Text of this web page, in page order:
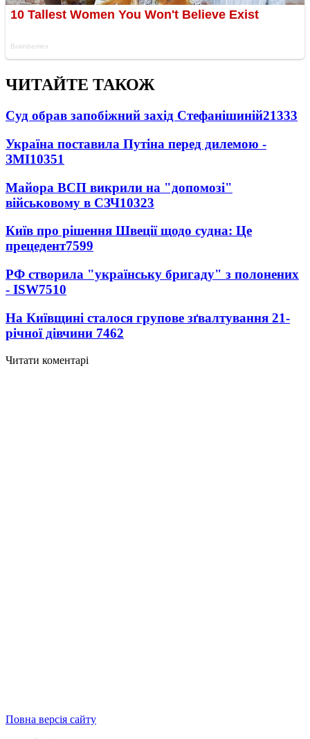
ЧИТАЙТЕ ТАКОЖ
Суд обрав запобіжний захід Стефанішиній21333
Україна поставила Путіна перед дилемою -
ЗМІ10351
Майора ВСП викрили на "допомозі"
військовому в СЗЧ10323
Київ про рішення Швеції щодо судна: Це
прецедент7599
РФ створила "українську бригаду" з полонених
- ISW7510
На Київщині сталося групове зґвалтування 21-
річної дівчини 7462
Читати коментарі
Повна версія сайту